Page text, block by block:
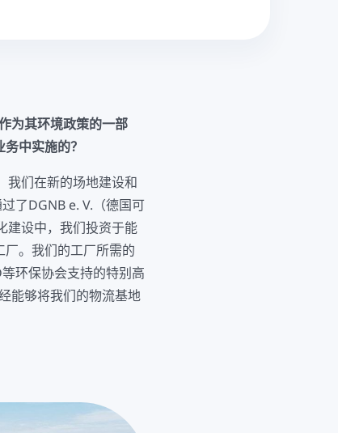
为其环境政策的一部
中实施的？
我们在新的场地建设和
了DGNB e. V.（德国可
建设中，我们投资于能
厂。我们的工厂所需的
环保协会支持的特别高
能够将我们的物流基地